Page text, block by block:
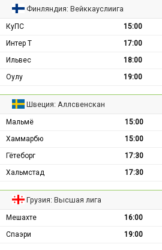
Финляндия: Вейккауслиига
КуПС 15:00
Интер Т
17:00
Ильвес
18:00
Оулу
19:00
Швеция: Аллсвенскан
Мальмё 15:00
Хаммарбю
15:00
Гётеборг
17:30
Хальмстад
17:30
Грузия: Высшая лига
Мешахте 16:00
Спаэри
19:00